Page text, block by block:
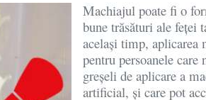
Machiajul poate fi o
bune trăsături ale feței
același timp, aplicarea
pentru persoanele
greșeli de aplicare a
artificial, și care pot